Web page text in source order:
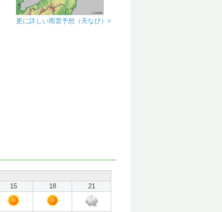
更に詳しい雨雲予想（天なび）>
15 18
21